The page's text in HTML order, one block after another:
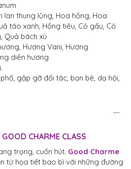
thung lũng, Hoa hồng, Hoa
táo xanh, Hồng tiêu, Cỏ gấu, Cỏ
Quả bách xù
Hương Vani, Hương
diên hương
gặp gỡ đối tác, bạn bè, dạ hội,
CHARME CLASS
trọng, cuốn hút. Good Charme
từ họa tiết bao bì với những đường